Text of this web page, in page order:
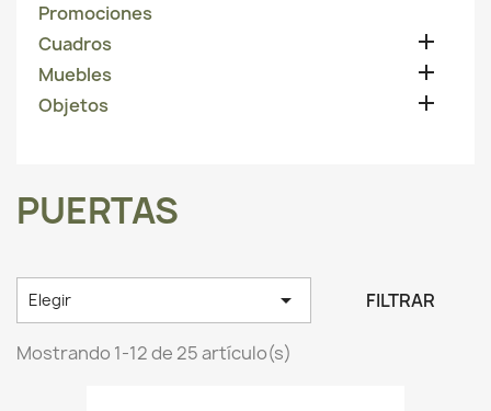
Promociones
Cuadros

Muebles 
Objetos 
PUERTAS
Elegir  FILTRAR
Mostrando 1-12 de 25 artículo(s)